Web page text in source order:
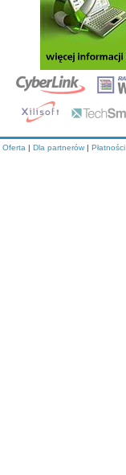
Oferta | Dla partnerów | Płatności